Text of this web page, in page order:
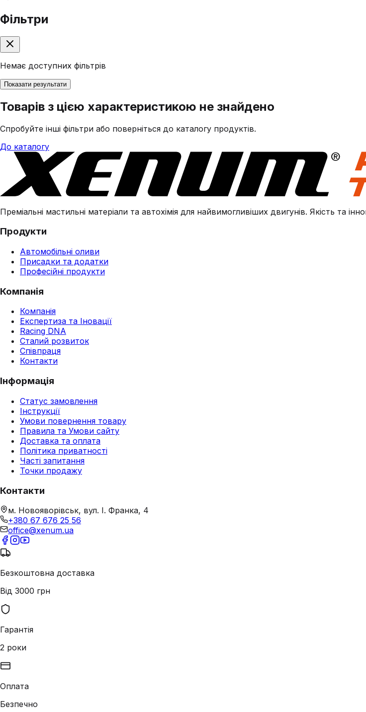
Фільтри
Немає доступних фільтрів
Показати результати
Товарів з цією характеристикою не знайдено
Спробуйте інші фільтри або поверніться до каталогу продуктів.
До каталогу
Преміальні мастильні матеріали та автохімія для найвимогливіших двигунів. Якість та
Продукти
Автомобільні оливи
Присадки та додатки
Професійні продукти
Компанія
Компанія
Експертиза та Іновації
Racing DNA
Сталий розвиток
Співпраця
Контакти
Інформація
Статус замовлення
Інструкції
Умови повернення товару
Правила та Умови сайту
Доставка та оплата
Політика приватності
Часті запитання
Точки продажу
Контакти
м. Новояворівськ, вул. І. Франка, 4
+380 67 676 25 56
office@xenum.ua
Безкоштовна доставка
Від 3000 грн
Гарантія
2 роки
Оплата
Безпечно